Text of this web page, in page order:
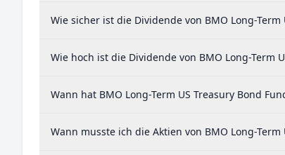
Wie sicher ist die Dividende von BMO Long-Term
Wie hoch ist die Dividende von BMO Long-Term
Wann hat BMO Long-Term US Treasury Bond
Wann musste ich die Aktien von BMO Long-